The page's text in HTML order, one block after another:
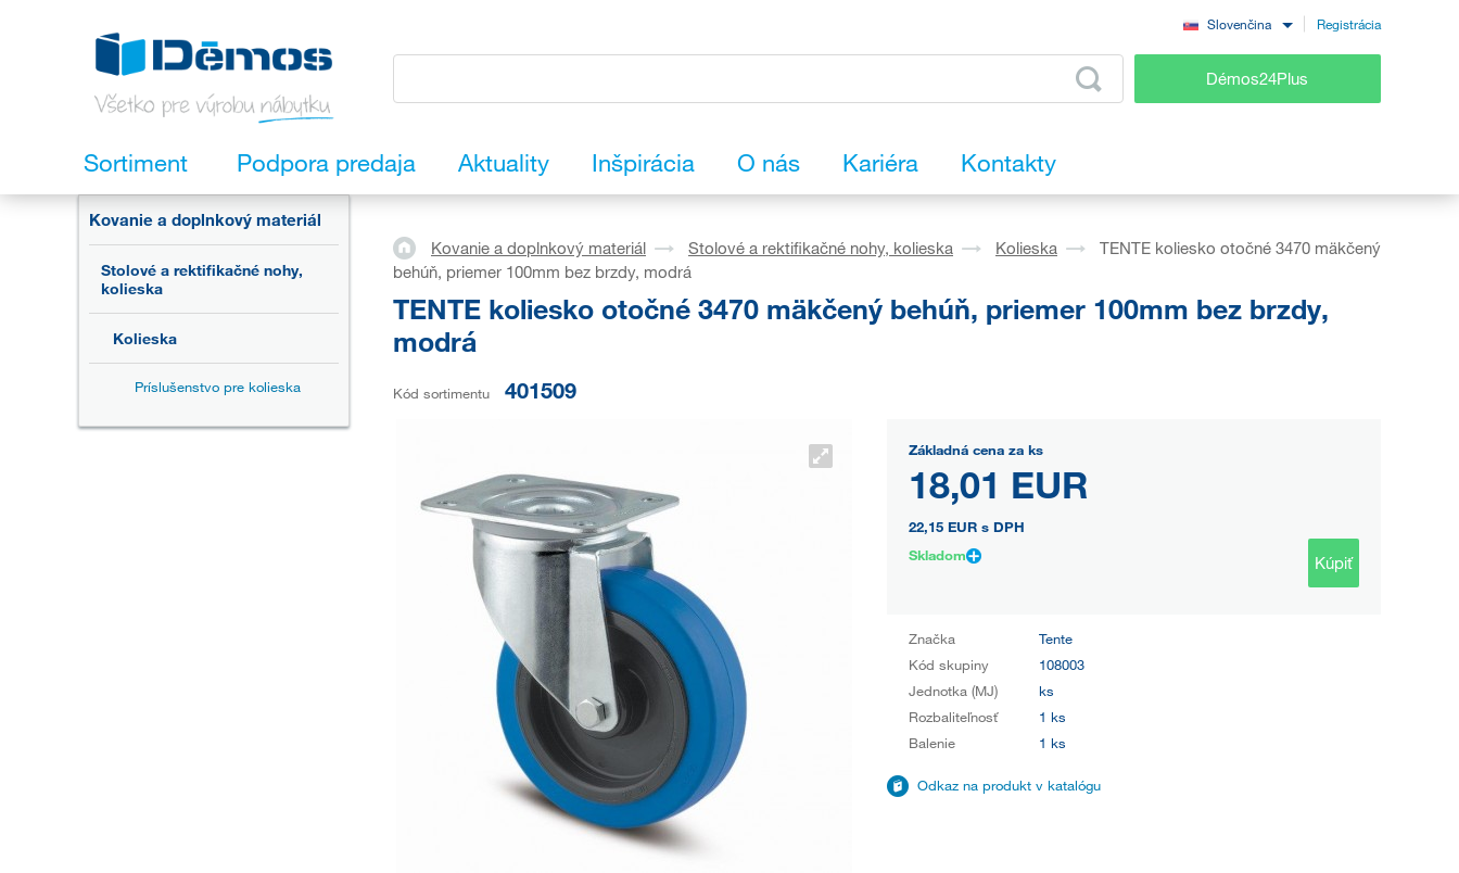
Slovenčina Registrácia
Démos24Plus
Sortiment Podpora predaja Aktuality Inšpirácia O nás Kariéra Kontakty
Kovanie a doplnkový materiál
Stolové a rektifikačné nohy,
kolieska
Kolieska
Príslušenstvo pre kolieska
Kovanie a doplnkový materiál Stolové a rektifikačné nohy, kolieska Kolieska
TENTE koliesko otočné 3470 mäkčený
behúň, priemer 100mm bez brzdy, modrá
TENTE koliesko otočné 3470 mäkčený behúň, priemer 100mm bez brzdy,
modrá
Kód sortimentu 401509
Základná cena za ks
18,01 EUR
22,15 EUR s DPH
Skladom
Kúpiť
Značka
Tente
Kód skupiny
108003
Jednotka (MJ)
ks
Rozbaliteľnosť
1 ks
Balenie
1 ks
Odkaz na produkt v katalógu